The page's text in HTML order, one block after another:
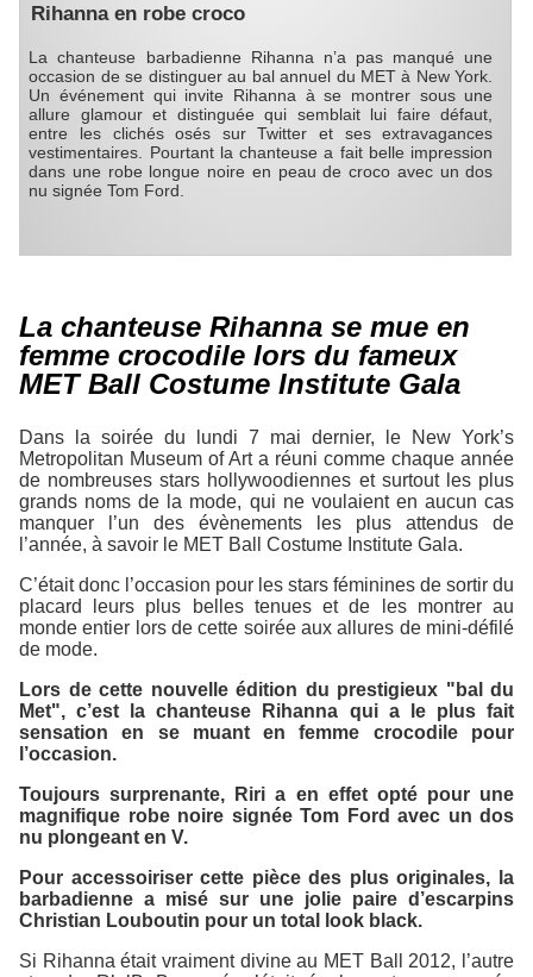
Rihanna en robe croco
La chanteuse barbadienne Rihanna n’a pas manqué une
occasion de se distinguer au bal annuel du MET à New York.
Un événement qui invite Rihanna à se montrer sous une
allure glamour et distinguée qui semblait lui faire défaut,
entre les clichés osés sur Twitter et ses extravagances
vestimentaires. Pourtant la chanteuse a fait belle impression
dans une robe longue noire en peau de croco avec un dos
nu signée Tom Ford.
La chanteuse Rihanna se mue en
femme crocodile lors du fameux
MET Ball Costume Institute Gala
Dans la soirée du lundi 7 mai dernier, le
New York’s
Metropolitan Museum of Arta réuni comme chaque année
de nombreuses stars hollywoodiennes et surtout les plus
grands noms de la mode, qui ne voulaient en aucun cas
manquer l’un des évènements les plus attendus de
l’année, à savoir le MET Ball Costume Institute Gala.
C’était donc l’occasion pour les stars féminines de sortir du
placard leurs plus belles tenues et de les montrer au
monde entier lors de cette soirée aux allures de mini-défilé
de mode.
Lors de cette nouvelle édition du prestigieux "bal du
Met", c’est la chanteuse Rihanna qui a le plus fait
sensation en se muant en femme crocodile pour
l’occasion.
Toujours surprenante, Riri a en effet opté pour une
magnifique robe noire signée Tom Ford avec un dos
nu plongeant en V.
Pour accessoiriser cette pièce des plus originales, la
barbadienne a misé sur une jolie paire d’escarpins
Christian Louboutin pour un total look black.
Si Rihanna était vraiment divine au MET Ball 2012, l’autre